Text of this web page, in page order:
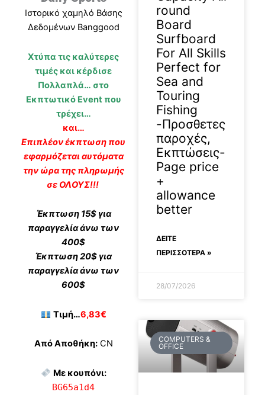
Ιστορικό χαμηλό Βάσης
Δεδομένων Banggood
Χτύπα τις καλύτερες
τιμές και κέρδισε
Πολλαπλά… στο
Εκπτωτικό Event που
τρέχει…
και…
Eπιπλέον έκπτωση που
εφαρμόζεται αυτόματα
την ώρα της πληρωμής
σε ΟΛΟΥΣ!!!
Έκπτωση 15$ για
παραγγελία άνω των
400$
Έκπτωση 20$ για
παραγγελία άνω των
600$
Τιμή…6,83€
Από Αποθήκη:CN
Με κουπόνι:
BG65a1d4
round
Board
Surfboard
For All Skills
Perfect for
Sea and
Touring
Fishing
-Προσθετες
παροχές,
Εκπτώσεις-
Page price
+
allowance
better
ΔΕΊΤΕ
ΠΕΡΙΣΣΟΤΕΡΑ »
28/07/2026
COMPUTERS &
OFFICE